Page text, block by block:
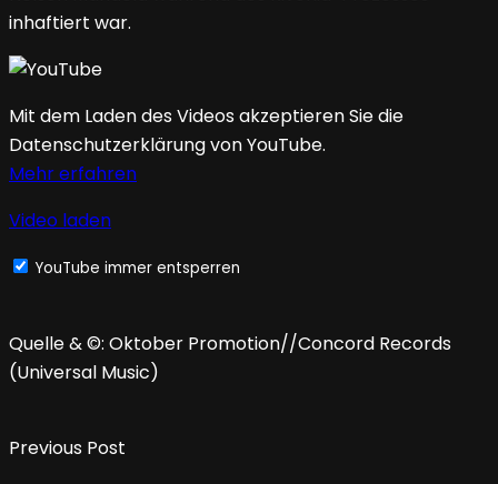
inhaftiert war.
Mit dem Laden des Videos akzeptieren Sie die
Datenschutzerklärung von YouTube.
Mehr erfahren
Video laden
YouTube immer entsperren
Quelle & ©: Oktober Promotion//Concord Records
(Universal Music)
Previous Post